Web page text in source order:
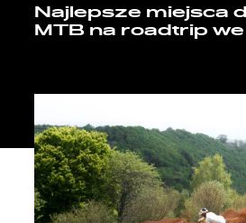
Badać
Najlepsze miejsca
MTB na roadtrip